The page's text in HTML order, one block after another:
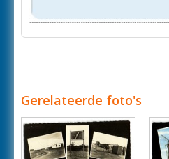
Gerelateerde foto's